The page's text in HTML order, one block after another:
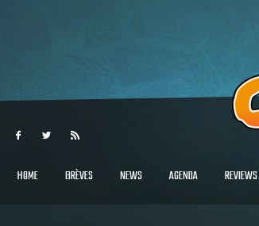
HOME BRÈVES NEWS AGENDA REVIEWS